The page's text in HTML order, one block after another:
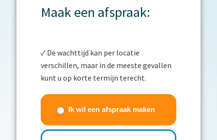
Maak een afspraak:
✓ De wachttijd kan per locatie
verschillen, maar in de meeste gevallen
kunt u op korte termijn terecht.
Contactwizzard
(beknopt
formulier)
Ik wil een afspraak maken